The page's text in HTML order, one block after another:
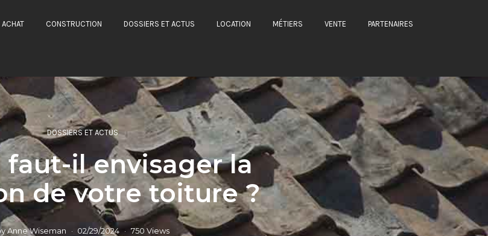
ACHAT CONSTRUCTION DOSSIERS ET ACTUS LOCATION MÉTIERS VENTE PARTENAIRES
DOSSIERS ET ACTUS
faut-il envisager la
de votre toiture ?
Anne Wiseman 02/29/2024 750 Views